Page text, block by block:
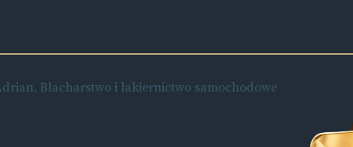
Blacharstwo i lakiernictwo samochodowe